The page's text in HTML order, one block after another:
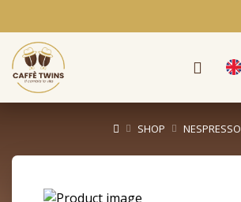
SHOP NESPRESSO